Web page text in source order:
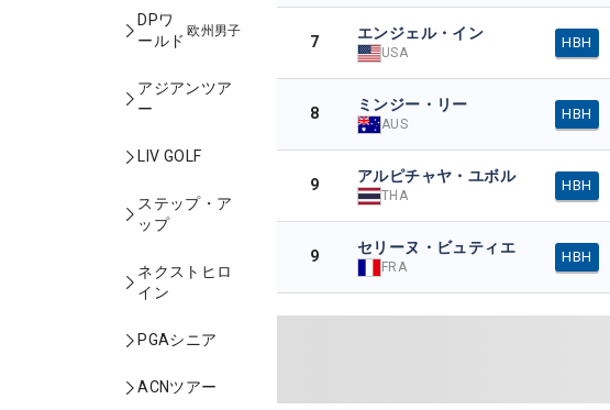
DPワ
ールド
欧州男子
アジアンツア
ー
LIV GOLF
ステップ・ア
ップ
ネクストヒロ
イン
PGAシニア
ACNツアー
7 エンジェル・イン
USA
HBH
8 ミンジー・リー
AUS
HBH
9 アルピチャヤ・ユボル
THA
HBH
9 セリーヌ・ビュティエ
FRA
HBH